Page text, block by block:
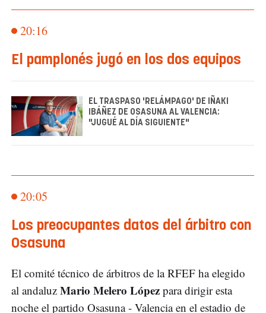
20:16
El pamplonés jugó en los dos equipos
EL TRASPASO 'RELÁMPAGO' DE IÑAKI
IBÁÑEZ DE OSASUNA AL VALENCIA:
"JUGUÉ AL DÍA SIGUIENTE"
20:05
Los preocupantes datos del árbitro con
Osasuna
El comité técnico de árbitros de la RFEF ha elegido
al andaluz Mario Melero López para dirigir esta
noche el partido Osasuna - Valencia en el estadio de